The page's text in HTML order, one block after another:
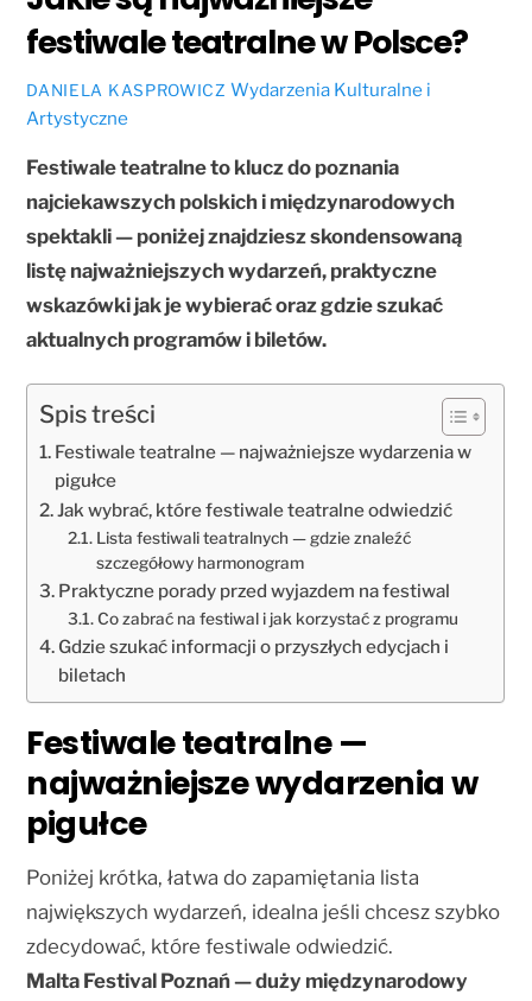
festiwale teatralne w Polsce?
DANIELA KASPROWICZ Wydarzenia Kulturalne i
Artystyczne
Festiwale teatralne to klucz do poznania
najciekawszych polskich i międzynarodowych
spektakli — poniżej znajdziesz skondensowaną
listę najważniejszych wydarzeń, praktyczne
wskazówki jak je wybierać oraz gdzie szukać
aktualnych programów i biletów.
Spis treści
Festiwale teatralne — najważniejsze wydarzenia w
pigułce
Jak wybrać, które festiwale teatralne odwiedzić
Lista festiwali teatralnych — gdzie znaleźć
szczegółowy harmonogram
Praktyczne porady przed wyjazdem na festiwal
Co zabrać na festiwal i jak korzystać z programu
Gdzie szukać informacji o przyszłych edycjach i
biletach
Festiwale teatralne —
najważniejsze wydarzenia w
pigułce
Poniżej krótka, łatwa do zapamiętania lista
największych wydarzeń, idealna jeśli chcesz szybko
zdecydować, które festiwale odwiedzić.
Malta Festival Poznań — duży międzynarodowy